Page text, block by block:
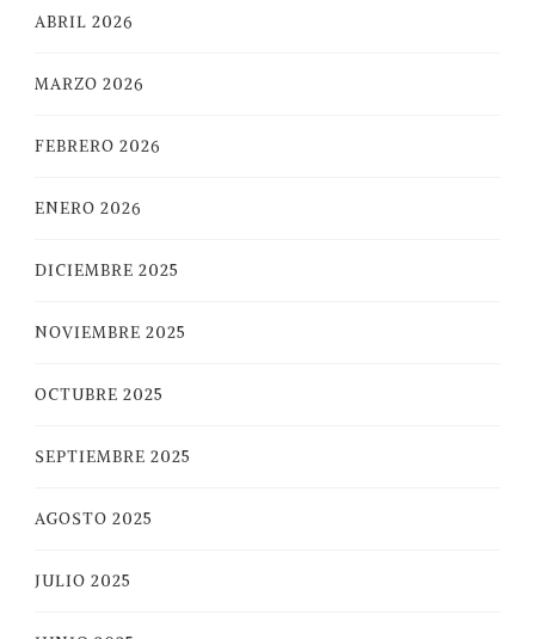
ABRIL 2026
MARZO 2026
FEBRERO 2026
ENERO 2026
DICIEMBRE 2025
NOVIEMBRE 2025
OCTUBRE 2025
SEPTIEMBRE 2025
AGOSTO 2025
JULIO 2025